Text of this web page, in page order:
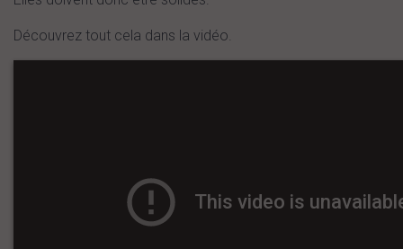
Découvrez tout cela dans la vidéo.